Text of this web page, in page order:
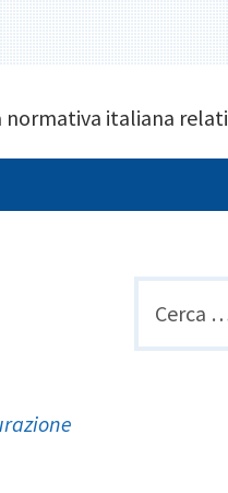
italiana
per: